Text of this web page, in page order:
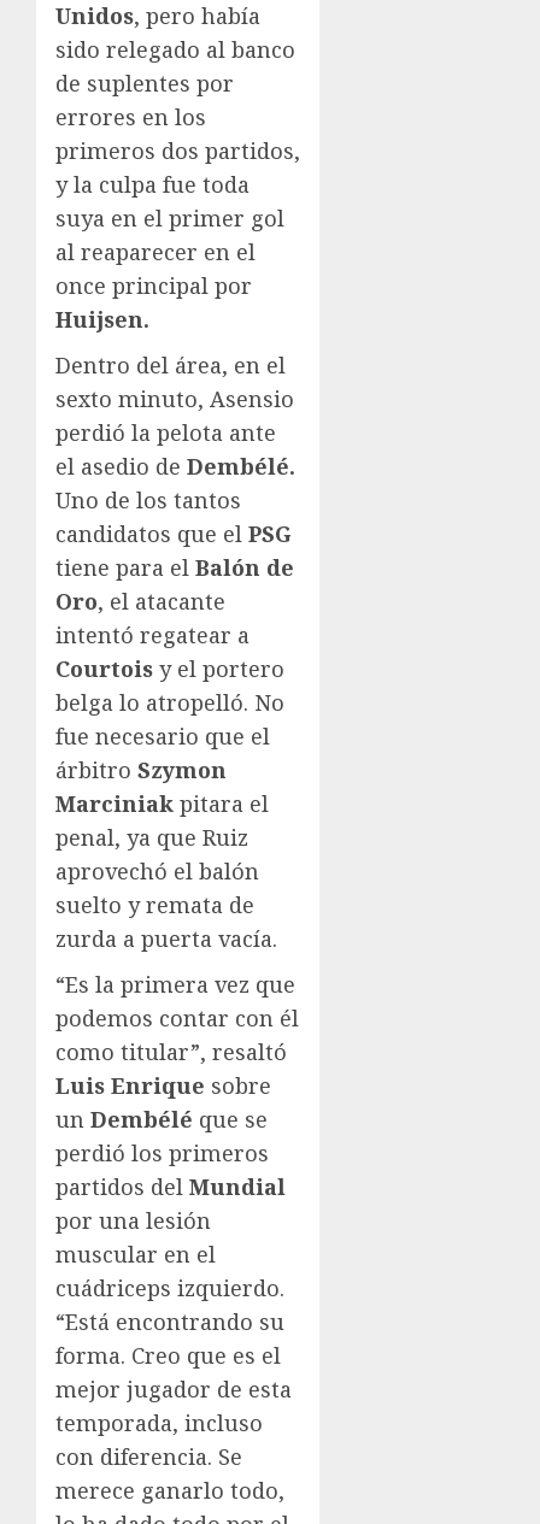
Unidos, pero había
sido relegado al banco
de suplentes por
errores en los
primeros dos partidos,
y la culpa fue toda
suya en el primer gol
al reaparecer en el
once principal por
Huijsen.
Dentro del área, en el
sexto minuto, Asensio
perdió la pelota ante
el asedio de Dembélé.
Uno de los tantos
candidatos que el PSG
tiene para el Balón de
Oro, el atacante
intentó regatear a
Courtois y el portero
belga lo atropelló. No
fue necesario que el
árbitro Szymon
Marciniak pitara el
penal, ya que Ruiz
aprovechó el balón
suelto y remata de
zurda a puerta vacía.
“Es la primera vez que
podemos contar con él
como titular”, resaltó
Luis Enrique sobre
un Dembélé que se
perdió los primeros
partidos del Mundial
por una lesión
muscular en el
cuádriceps izquierdo.
“Está encontrando su
forma. Creo que es el
mejor jugador de esta
temporada, incluso
con diferencia. Se
merece ganarlo todo,